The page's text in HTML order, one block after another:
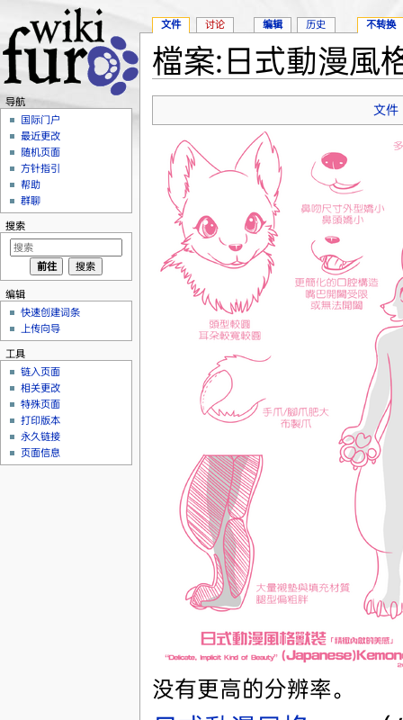
檔案:日式動漫風
文件
没有更高的分辨率。
文件 讨论 编辑 历史 不转换
导航
国际门户
最近更改
随机页面
方针指引
帮助
群聊
搜索
编辑
快速创建词条
上传向导
工具
链入页面
相关更改
特殊页面
打印版本
永久链接
页面信息